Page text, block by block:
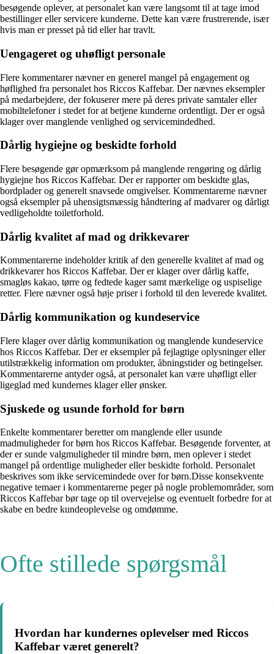
besøgende oplever, at personalet kan være langsomt til at tage imod
bestillinger eller servicere kunderne. Dette kan være frustrerende, især
hvis man er presset på tid eller har travlt.
Uengageret og uhøfligt personale
Flere kommentarer nævner en generel mangel på engagement og
høflighed fra personalet hos Riccos Kaffebar. Der nævnes eksempler
på medarbejdere, der fokuserer mere på deres private samtaler eller
mobiltelefoner i stedet for at betjene kunderne ordentligt. Der er også
klager over manglende venlighed og servicemindedhed.
Dårlig hygiejne og beskidte forhold
Flere besøgende gør opmærksom på manglende rengøring og dårlig
hygiejne hos Riccos Kaffebar. Der er rapporter om beskidte glas,
bordplader og generelt snavsede omgivelser. Kommentarerne nævner
også eksempler på uhensigtsmæssig håndtering af madvarer og dårligt
vedligeholdte toiletforhold.
Dårlig kvalitet af mad og drikkevarer
Kommentarerne indeholder kritik af den generelle kvalitet af mad og
drikkevarer hos Riccos Kaffebar. Der er klager over dårlig kaffe,
smagløs kakao, tørre og fedtede kager samt mærkelige og uspiselige
retter. Flere nævner også høje priser i forhold til den leverede kvalitet.
Dårlig kommunikation og kundeservice
Flere klager over dårlig kommunikation og manglende kundeservice
hos Riccos Kaffebar. Der er eksempler på fejlagtige oplysninger eller
utilstrækkelig information om produkter, åbningstider og betingelser.
Kommentarerne antyder også, at personalet kan være uhøfligt eller
ligeglad med kundernes klager eller ønsker.
Sjuskede og usunde forhold for børn
Enkelte kommentarer beretter om manglende eller usunde
madmuligheder for børn hos Riccos Kaffebar. Besøgende forventer, at
der er sunde valgmuligheder til mindre børn, men oplever i stedet
mangel på ordentlige muligheder eller beskidte forhold. Personalet
beskrives som ikke servicemindede over for børn.Disse konsekvente
negative temaer i kommentarerne peger på nogle problemområder, som
Riccos Kaffebar bør tage op til overvejelse og eventuelt forbedre for at
skabe en bedre kundeoplevelse og omdømme.
Ofte stillede spørgsmål
Hvordan har kundernes oplevelser med Riccos
Kaffebar været generelt?